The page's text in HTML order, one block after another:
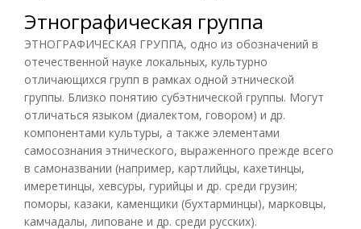
Этнографическая группа
ЭТНОГРАФИЧЕСКАЯ ГРУППА, одно из обозначений в
отечественной науке локальных, культурно
отличающихся групп в рамках одной этнической
группы. Близко понятию субэтнической группы. Могут
отличаться языком (диалектом, говором) и др.
компонентами культуры, а также элементами
самосознания этнического, выраженного прежде всего
в самоназвании (например, картлийцы, кахетинцы,
имеретинцы, хевсуры, гурийцы и др. среди грузин;
поморы, казаки, каменщики (бухтарминцы), марковцы,
камчадалы, липоване и др. среди русских).